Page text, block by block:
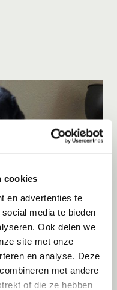
cookies
en advertenties te
media te bieden
Ook delen we
site met onze
en analyse. Deze
met andere
of die ze hebben